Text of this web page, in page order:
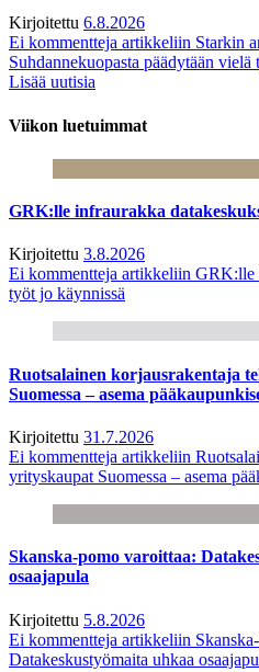
Kirjoitettu 6.8.2026
Ei kommentteja artikkeliin Starkin
Suhdannekuopasta päädytään
Lisää uutisia
Viikon luetuimmat
GRK:lle infraurakka
Kirjoitettu 3.8.2026
Ei kommentteja artikkeliin GRK:lle
työt jo käynnissä
Ruotsalainen korjausrakentaja
Suomessa – asema
Kirjoitettu 31.7.2026
Ei kommentteja artikkeliin
yrityskaupat Suomessa – asema
Skanska-pomo varoittaa:
osaajapula
Kirjoitettu 5.8.2026
Ei kommentteja artikkeliin
Datakeskustyömaita uhkaa